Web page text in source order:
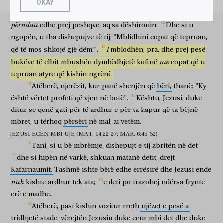
εἰς
καὶ οὔπω
ende nuk
ἐληλύθει
kishte ardhur
πρὸς
tek
αὐτοὺς
ata
ὁ Ἰησοῦς.
Jezusi
ἥ
θάλασσα
deti
ἀνέμου
erë
μεγάλου
e madhe
πνέοντος
ndërsa frynte
διηγείρετο.
trazohej
ἐληλακότες οὖν
atëherë
ὡς
rreth
σταδίους
stade
εἴκοσι
njëzet
πέντε
pesë
ἢ
a
τριάκοντα,
tridhjetë
θεωροῦσιν
vërejnë
τὸν Ἰησοῦν
Jezusin
περιπατοῦντα
duke ecur mbi detin
καὶ
dhe afër
πλοίου
varkës
γινόμενον,
duke u ndodhur
καὶ
dhe
ἐφοβήθησαν.
u frikësuan ai
δὲ
por
λέγει
thotë
αὐτοῖς,
atyre
ἐγώ
unë
εἰμι;
jam
μὴ
mos
φοβεῖσθε.
frikësohuni
ἤθελον οὖν
λαβεῖν
për të marrë
αὐτὸν
atë
εἰς
në
τὸ πλοῖον,
varkën
καὶ
dhe
εὐθέως
menjëherë
πλοῖον
varka
ἐπὶ τῆς γῆς εἰς ἣν ὑπῆγον.
τῇ ἐπαύριον
të nesërmen
ὁ ὄχλος
turma
ὁ
ajo
ἑστηκὼς
që kishte qëndruar matanë
τῆς θαλάσσης
detit
εἶδον
panë
ὅτι
se
πλοιάριον
varkë e vogël
ἄλλο
tjetër
οὐκ
nuk
ἦν
ishte
ἐκεῖ,
atje në
μὴ ἕν,
një
καὶ
dhe se nuk hipi bashkë dishepujt e tij
Jezusi në
πλοῖον,
varkën por të vetëm
μαθηταὶ
dishepujt
αὐτοῦ
e tij
përndau atyre që ishin
përndau edhe prej peshqve, aq sa dëshironin. Dhe si u
ngopën, u tha dishepujve të tij: "Mblidhini copat që tepruan,
që të mos shkojë gjë dëm!". I mblodhën, pra, dhe prej pesë
bukëve të elbit mbushën dymbëdhjetë kofinë me copat që u
tepruan atyre që kishin ngrënë.
Atëherë, njerëzit, kur panë shenjën që bëri, thanë: "Ky
është vërtet profeti që vjen në botë". Kështu, Jezusi, duke
ditur se qenë gati për të ardhur e për ta kapur që ta bëjnë
mbret, u tërhoq përsëri në mal, ai vetëm.
JEZUSI ECËN MBI UJË (MAT. 14:22-27; MAR. 6:45-52)
Tani, si u bë mbrëmje, dishepujt e tij zbritën në det
dhe si hipën në varkë, shkuan matanë detit, drejt
Kafarnaumit. Tashmë ishte bërë edhe errësirë dhe Jezusi ende
nuk kishte ardhur tek ata; e deti po trazohej ndërsa frynte
erë e madhe.
Atëherë, pasi kishin vozitur rreth njëzet e pesë a
tridhjetë stade, vërejtën Jezusin duke ecur mbi det dhe duke
OKAY